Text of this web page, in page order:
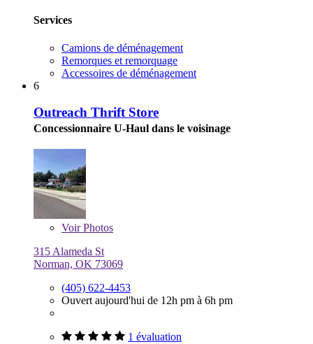
Services
Camions de déménagement
Remorques et remorquage
Accessoires de déménagement
6
Outreach Thrift Store
Concessionnaire U-Haul dans le voisinage
VoirPhotos
315 Alameda St
Norman, OK 73069
(405) 622-4453
Ouvert aujourd'hui de 12h pm à 6h pm
1 évaluation